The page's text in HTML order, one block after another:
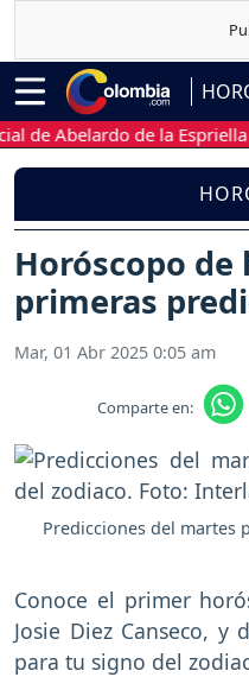
de la Espriella
Horóscopo de
primeras
Mar, 01 Abr 2025 0:05 am
Comparte en:
Predicciones del martes
Conoce el primer
Josie Diez Canseco, y
para tu signo del